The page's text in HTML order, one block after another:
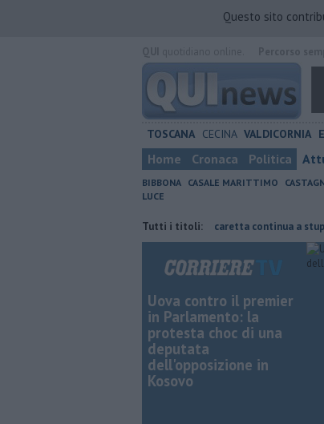
Questo sito
TOSCANA CECINA VALDICORNIA
Home Cronaca Politica
BIBBONA CASALE MARITTIMO
LUCE
Tutti i titoli:
Il nido di Caretta caretta continua a stupire
Uova contro il premier
in Parlamento: la
protesta choc di una
deputata
dell'opposizione in
Kosovo